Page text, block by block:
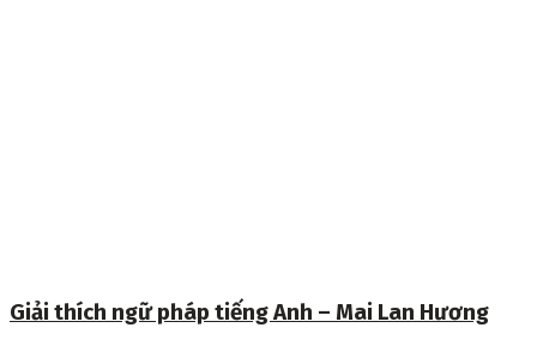
Giải thích ngữ pháp tiếng Anh – Mai Lan Hương